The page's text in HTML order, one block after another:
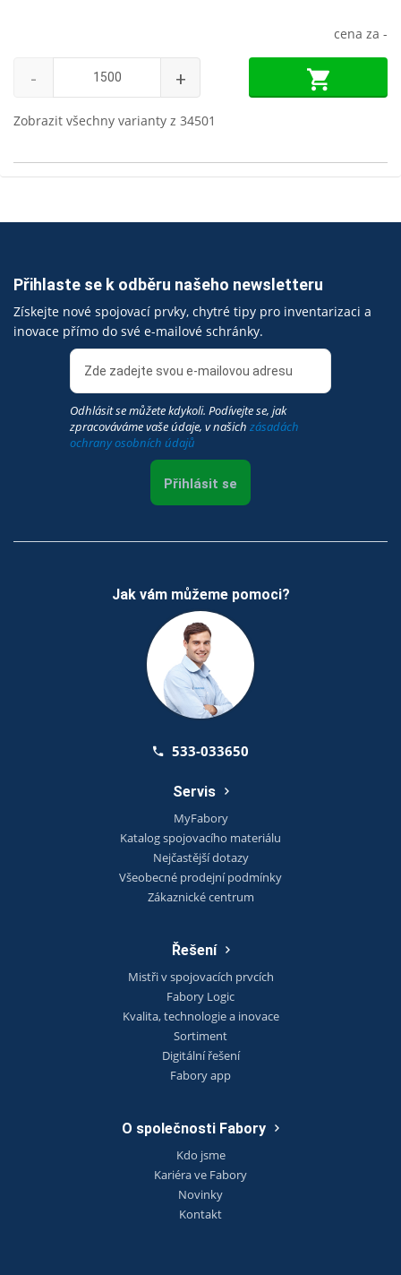
cena za -
- +
Zobrazit všechny varianty z 34501
Přihlaste se k odběru našeho newsletteru
Získejte nové spojovací prvky, chytré tipy pro inventarizaci a
inovace přímo do své e-mailové schránky.
Odhlásit se můžete kdykoli. Podívejte se, jak
zpracováváme vaše údaje, v našich zásadách
ochrany osobních údajů
Přihlásit se
Jak vám můžeme pomoci?
533-033650
Servis
MyFabory
Katalog spojovacího materiálu
Nejčastější dotazy
Všeobecné prodejní podmínky
Zákaznické centrum
Řešení
Mistři v spojovacích prvcích
Fabory Logic
Kvalita, technologie a inovace
Sortiment
Digitální řešení
Fabory app
O společnosti Fabory
Kdo jsme
Kariéra ve Fabory
Novinky
Kontakt